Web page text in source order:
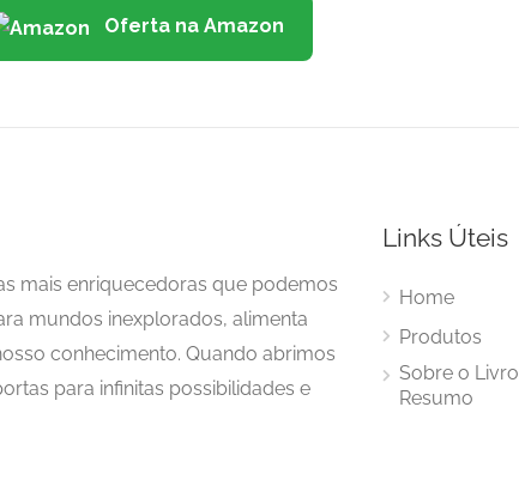
Oferta na Amazon
mais enriquecedoras que podemos
mundos inexplorados, alimenta
conhecimento. Quando abrimos
para infinitas possibilidades e
Links Úteis
Home
Produtos
Sobre o Livro
Resumo